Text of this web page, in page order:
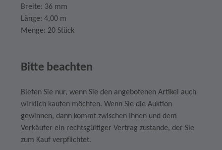
Breite: 36 mm
Länge: 4,00 m
Menge: 20 Stück
Bitte beachten
Bieten Sie nur, wenn Sie den angebotenen Artikel auch
wirklich kaufen möchten. Wenn Sie die Auktion
gewinnen, dann kommt zwischen Ihnen und dem
Verkäufer ein rechtsgültiger Vertrag zustande, der Sie
zum Kauf verpflichtet.